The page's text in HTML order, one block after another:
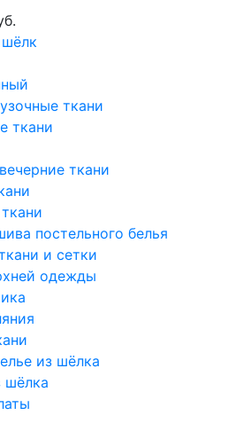
ткани
ткани
постельного белья
и сетки
одежды
из шёлка